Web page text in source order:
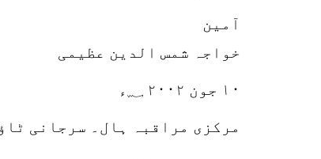
آمین
خواجہ شمس الدین عظیمی
۱۰ جون ۲۰۰۲ ؁ء
مرکزی مراقبہ ہال۔ سرجانی